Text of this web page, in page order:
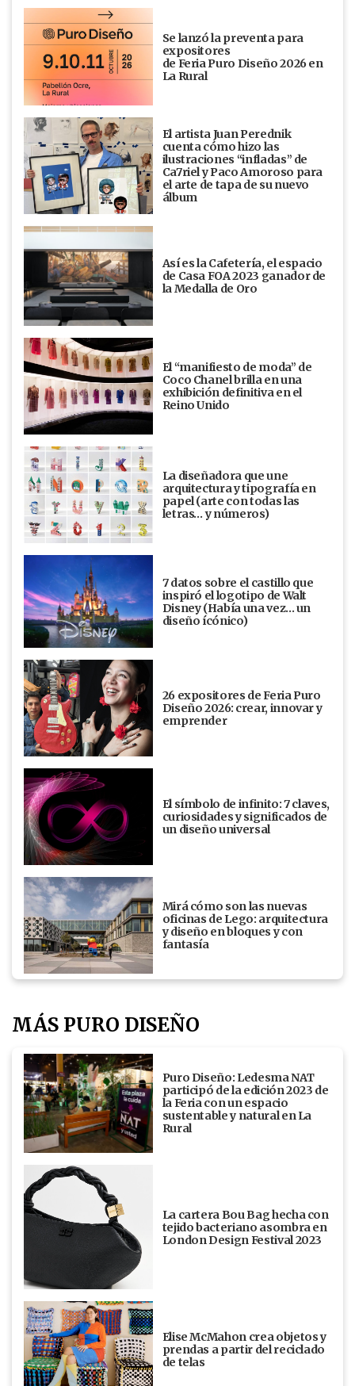
Se lanzó la preventa para
expositores
de Feria Puro Diseño 2026 en
La Rural
El artista Juan Perednik
cuenta cómo hizo las
ilustraciones “infladas” de
Ca7riel y Paco Amoroso para
el arte de tapa de su nuevo
álbum
Así es la Cafetería, el espacio
de Casa FOA 2023 ganador de
la Medalla de Oro
El “manifiesto de moda” de
Coco Chanel brilla en una
exhibición definitiva en el
Reino Unido
La diseñadora que une
arquitectura y tipografía en
papel (arte con todas las
letras… y números)
7 datos sobre el castillo que
inspiró el logotipo de Walt
Disney (Había una vez... un
diseño ícónico)
26 expositores de Feria Puro
Diseño 2026: crear, innovar y
emprender
El símbolo de infinito: 7 claves,
curiosidades y significados de
un diseño universal
Mirá cómo son las nuevas
oficinas de Lego: arquitectura
y diseño en bloques y con
fantasía
MÁS PURO DISEÑO
Puro Diseño: Ledesma NAT
participó de la edición 2023 de
la Feria con un espacio
sustentable y natural en La
Rural
La cartera Bou Bag hecha con
tejido bacteriano asombra en
London Design Festival 2023
Elise McMahon crea objetos y
prendas a partir del reciclado
de telas